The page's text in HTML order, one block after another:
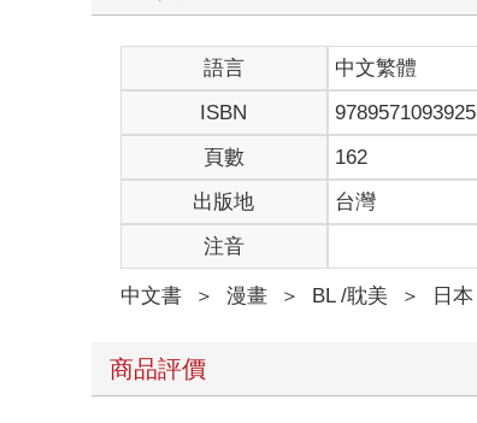
語言 中文繁體
ISBN
9789571093925
頁數
162
出版地
台灣
注音
中文書 ＞ 漫畫 ＞ BL /耽美 ＞ 日本
商品評價